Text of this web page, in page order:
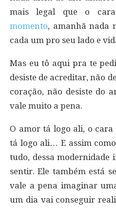
mais legal que o
momento, amanhã nada
cada um pro seu lado e
Mas eu tô aqui pra te
desiste de acreditar, não
coração, não desiste do
vale muito a pena.
O amor tá logo ali, o cara
tá logo ali… E assim
tudo, dessa modernidade
sentir. Ele também está
vale a pena imaginar
um dia vai conseguir